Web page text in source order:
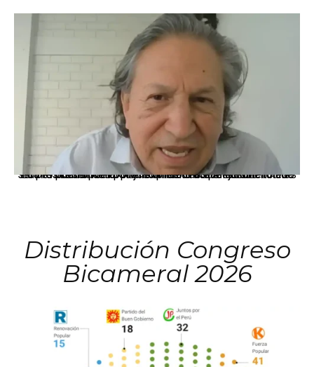
La presidenta Keiko Fujimori informó que la solicitud de indulto presentada por el expresidente Alejandro Toledo será evaluada por la Comisión de Gracias Presidenciales conforme al procedimiento establecido.
Distribución Congreso
Bicameral 2026